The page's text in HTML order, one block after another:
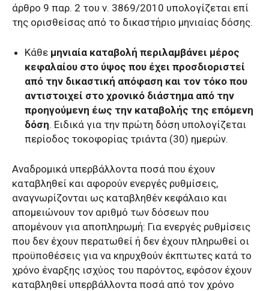
άρθρο 9 παρ. 2 του ν. 3869/2010 υπολογίζεται επί
της ορισθείσας από το δικαστήριο μηνιαίας δόσης.
Κάθε μηνιαία καταβολή περιλαμβάνει μέρος
κεφαλαίου στο ύψος που έχει προσδιοριστεί
από την δικαστική απόφαση και τον τόκο που
αντιστοιχεί στο χρονικό διάστημα από την
προηγούμενη έως την καταβολής της επόμενη
δόση. Ειδικά για την πρώτη δόση υπολογίζεται
περίοδος τοκοφορίας τριάντα (30) ημερών.
Αναδρομικά υπερβάλλοντα ποσά που έχουν
καταβληθεί και αφορούν ενεργές ρυθμίσεις,
αναγνωρίζονται ως καταβληθέν κεφάλαιο και
απομειώνουν τον αριθμό των δόσεων που
απομένουν για αποπληρωμή: Για ενεργές ρυθμίσεις
που δεν έχουν περατωθεί ή δεν έχουν πληρωθεί οι
προϋποθέσεις για να κηρυχθούν έκπτωτες κατά το
χρόνο έναρξης ισχύος του παρόντος, εφόσον έχουν
καταβληθεί υπερβάλλοντα ποσά από τον χρόνο